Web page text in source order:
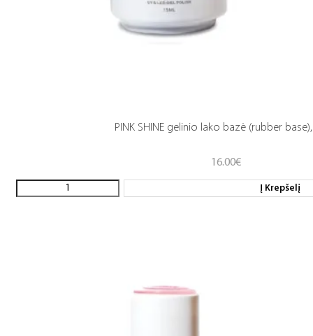
PINK SHINE gelinio lako bazė (rubber
16.00€
Į Krepšelį